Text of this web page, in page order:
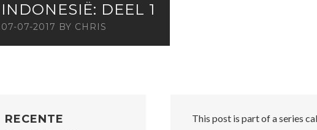
INDONESIË: DEEL 1
07-07-2017 BY CHRIS
This post is part of a series
RECENTE